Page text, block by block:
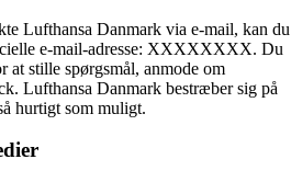
Lufthansa Danmark via e-mail, kan du
e-mail-adresse: XXXXXXXX. Du
at stille spørgsmål, anmode om
Lufthansa Danmark bestræber sig på
hurtigt som muligt.